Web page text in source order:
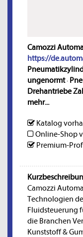
Camozzi
https://
ungenormt·
Drehantriebe
mehr...
Katalog
Online-Shop
Premium-
Camozzi
Technologien
Fluidsteuerung
die Branchen
Kunststoff &